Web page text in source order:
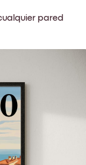
pared